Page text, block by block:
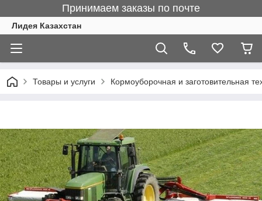
Принимаем заказы по почте
Лидея Казахстан
Товары и услуги Кормоуборочная и заготовительная